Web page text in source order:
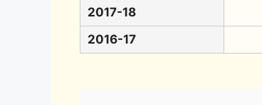
2017-18
2016-17